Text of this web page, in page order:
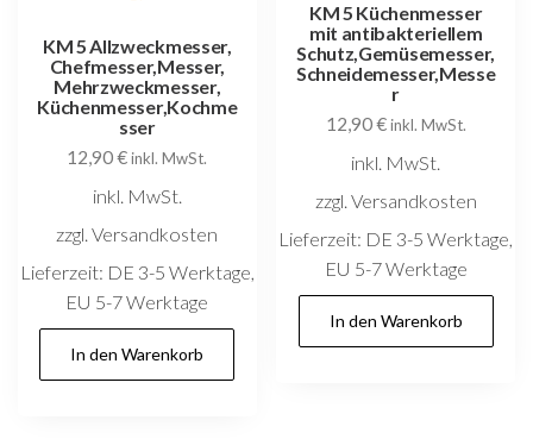
KM 5 Allzweckmesser,
Chefmesser,Messer,
Mehrzweckmesser,
Küchenmesser,Kochme
sser
12,90€ inkl. MwSt.
inkl. MwSt.
zzgl. Versandkosten
Lieferzeit: DE 3-5 Werktage,
EU 5-7 Werktage
In den Warenkorb
KM 5 Küchenmesser
mit antibakteriellem
Schutz,Gemüsemesser,
Schneidemesser,Messe
r
12,90€ inkl. MwSt.
inkl. MwSt.
zzgl. Versandkosten
Lieferzeit: DE 3-5 Werktage,
EU 5-7 Werktage
In den Warenkorb